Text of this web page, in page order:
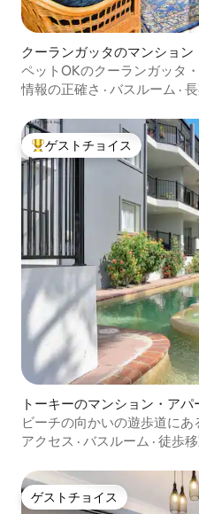
クーランガッタのマンション
ペットOKのクーランガッタ
情報の正確さ · バスルーム ·
大好評のゲストチョイスです
ゲストチョイス
トーキーのマンション・アパ
ビーチの向かいの遊歩道にあ
アクセス · バスルーム · 徒歩
ゲストチョイス
ゲストチョイス